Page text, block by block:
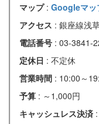
マップ : Googleマッ
アクセス : 銀座線浅
電話番号 : 03-3841-
定休日 : 不定休
営業時間 : 10:00～
予算 : ～1,000円
キャッシュレス決済